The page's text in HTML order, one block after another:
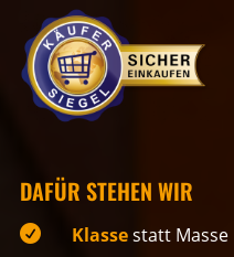
DAFÜR STEHEN WIR
 Klassestatt Masse